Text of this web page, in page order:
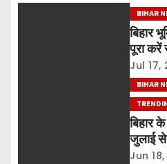
BIHAR
बिहार
पूरा करें
निर्देश
Jul 17,
BIHAR
बिहार
जुलाई
Jun